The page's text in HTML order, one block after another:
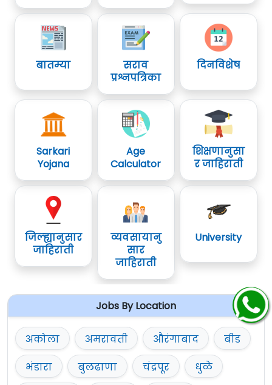
बातम्या
सराव
प्रश्नपत्रिका
दिनविशेष
Sarkari
Yojana
Age
Calculator
शिक्षणानुसा
र जाहिराती
जिल्ह्यानुसार
जाहिराती
व्यवसायानु
सार
जाहिराती
University
Jobs By Location
अकोला अमरावती औरंगाबाद
बीड
भंडारा
बुलढाणा चंद्रपूर
धुळे